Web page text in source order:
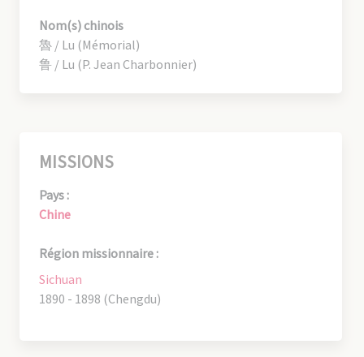
Nom(s) chinois
魯 / Lu (Mémorial)
鲁 / Lu (P. Jean Charbonnier)
MISSIONS
Pays :
Chine
Région missionnaire :
Sichuan
1890 - 1898 (Chengdu)